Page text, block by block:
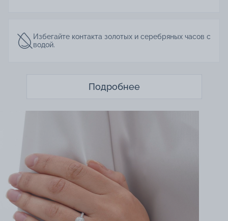
Избегайте контакта золотых и серебряных часов с
водой.
Подробнее